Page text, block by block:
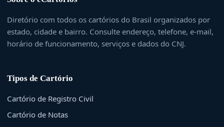
Diretório com todos os cartórios do Brasil organizados por
estado, cidade e bairro. Consulte endereço, telefone, e-mail,
horário de funcionamento, serviços e dados do CNJ.
Tipos de Cartório
Cartório de Registro Civil
Cartório de Notas